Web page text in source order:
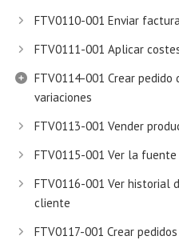
FTV0110-001 Enviar
FTV0111-001 Aplicar
FTV0114-001 Crear
variaciones
FTV0113-001 Vender
FTV0115-001 Ver la
FTV0116-001 Ver historial
cliente
FTV0117-001 Crear